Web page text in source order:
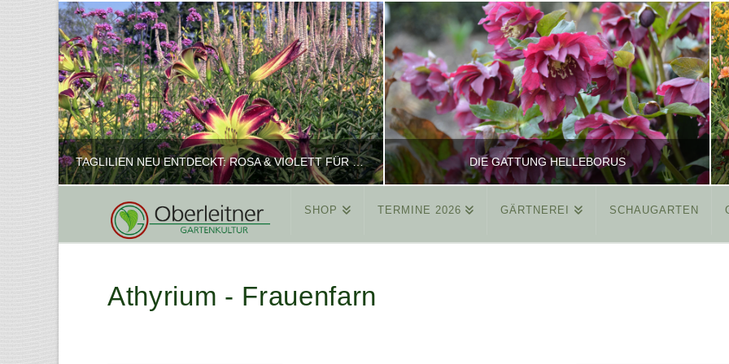
TAGLILIEN NEU ENTDECKT: ROSA & VIOLETT FÜR ROMANTISCHE PFLANZKOMBINATIONEN
REINHARD
DIE GATTUNG HELLEBORUS
REINHARD
SHOP TERMINE 2026 GÄRTNEREI SCHAUGARTEN
Athyrium - Frauenfarn